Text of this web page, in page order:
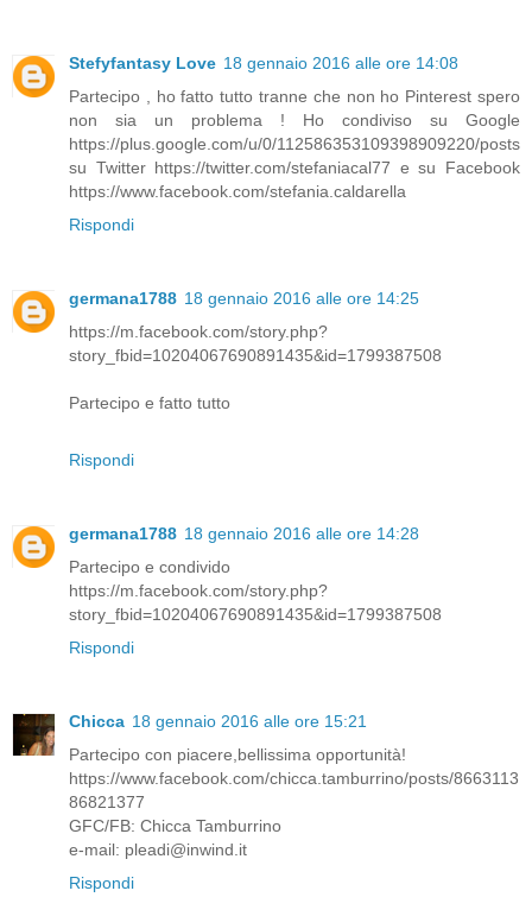
Stefyfantasy Love 18 gennaio 2016 alle ore 14:08
Partecipo , ho fatto tutto tranne che non ho Pinterest spero
non sia un problema ! Ho condiviso su Google
https://plus.google.com/u/0/112586353109398909220/posts
su Twitter https://twitter.com/stefaniacal77 e su Facebook
https://www.facebook.com/stefania.caldarella
Rispondi
germana1788 18 gennaio 2016 alle ore 14:25
https://m.facebook.com/story.php?
story_fbid=10204067690891435&id=1799387508
Partecipo e fatto tutto
Rispondi
germana1788 18 gennaio 2016 alle ore 14:28
Partecipo e condivido
https://m.facebook.com/story.php?
story_fbid=10204067690891435&id=1799387508
Rispondi
Chicca 18 gennaio 2016 alle ore 15:21
Partecipo con piacere,bellissima opportunità!
https://www.facebook.com/chicca.tamburrino/posts/8663113
86821377
GFC/FB: Chicca Tamburrino
e-mail: pleadi@inwind.it
Rispondi